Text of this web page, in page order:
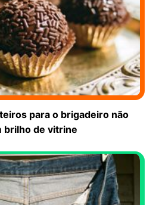
para o brigadeiro não
brilho de vitrine